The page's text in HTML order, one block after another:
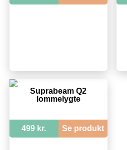
Suprabeam Q2
lommelygte
499 kr. Se produkt